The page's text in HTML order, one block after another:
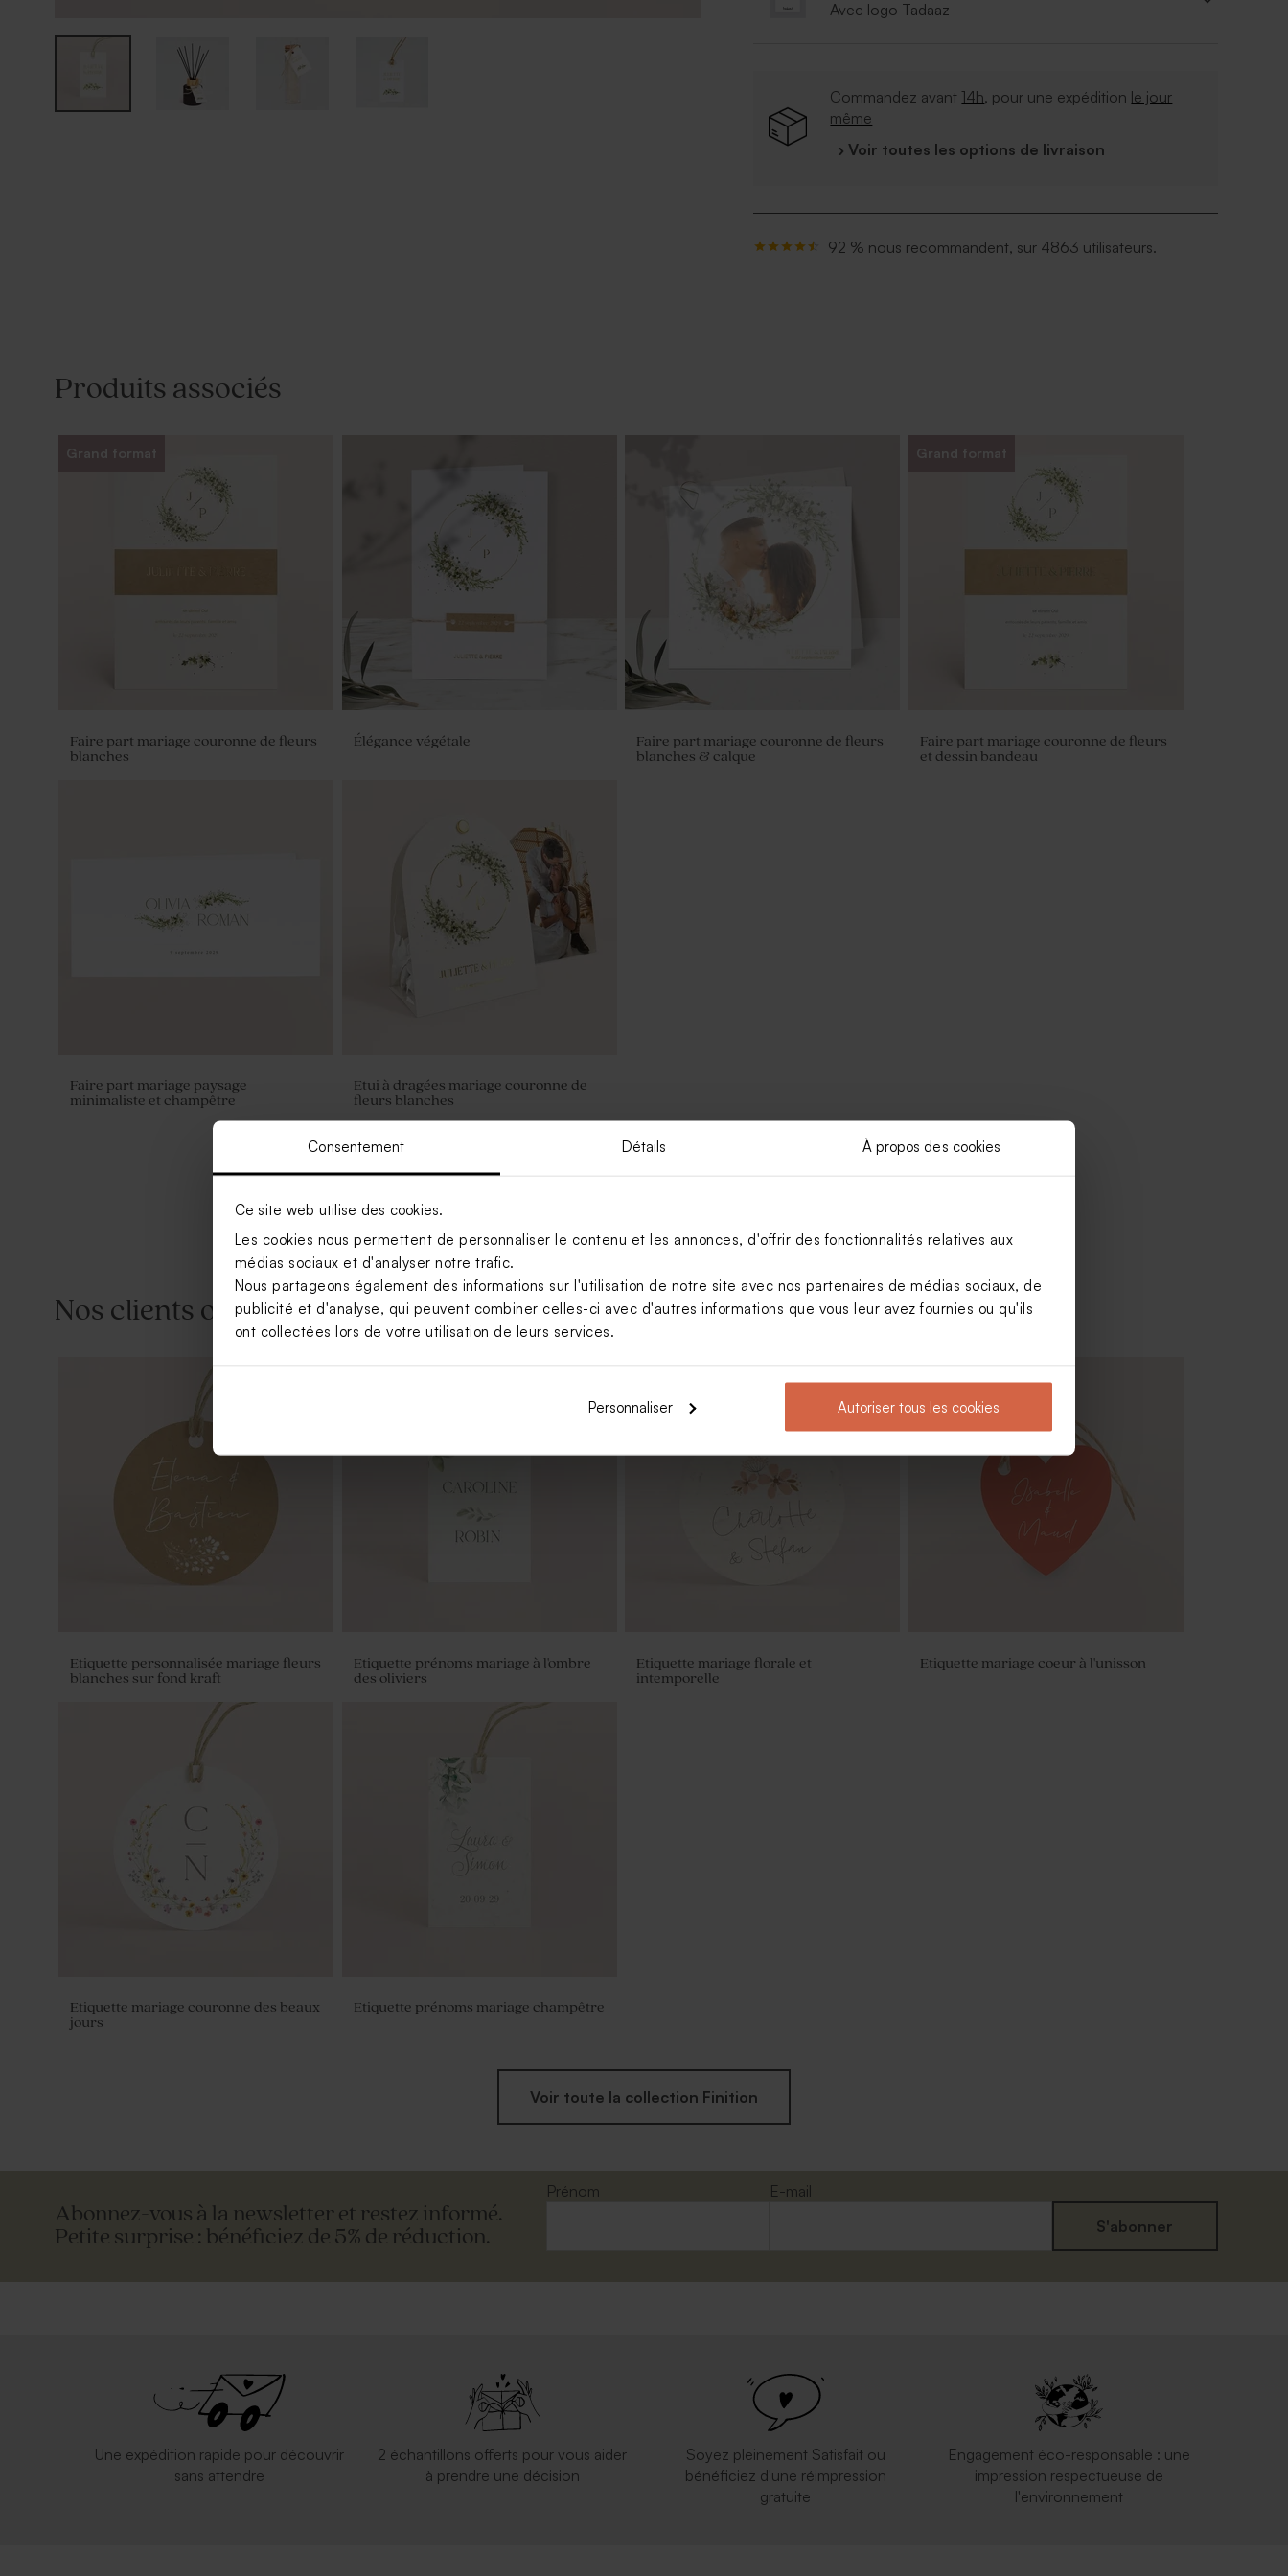
Consentement Détails À propos des cookies
Ce site web utilise des cookies.
Les cookies nous permettent de personnaliser le contenu et les annonces, d'offrir des fonctionnalités relatives aux
médias sociaux et d'analyser notre trafic.
Nous partageons également des informations sur l'utilisation de notre site avec nos partenaires de médias sociaux, de
publicité et d'analyse, qui peuvent combiner celles-ci avec d'autres informations que vous leur avez fournies ou qu'ils
ont collectées lors de votre utilisation de leurs services.
Personnaliser Autoriser tous les cookies
Avec logo Tadaaz
Commandez avant 14h, pour une expédition le jour
même
› Voir toutes les options de livraison
92 % nous recommandent, sur 4863 utilisateurs.
Produits associés
Grand format
Faire part mariage couronne de fleurs
blanches
Élégance végétale
Faire part mariage couronne de fleurs
blanches & calque
Grand format
Faire part mariage couronne de fleurs
et dessin bandeau
Faire part mariage paysage
minimaliste et champêtre
Etui à dragées mariage couronne de
fleurs blanches
Carte menu mariage couronne de
fleurs blanches
Carte remerciement mariage
Carte d'invitation mariage couronne de
Sticker mariage fleurs blanches
Livret de messe mariage couronne de
Nos clients ont aussi aimé...
Etiquette personnalisée mariage fleurs
blanches sur fond kraft
Etiquette prénoms mariage à l'ombre
des oliviers
Etiquette mariage florale et
intemporelle
Etiquette mariage coeur à l'unisson
Etiquette mariage couronne des beaux
jours
Etiquette prénoms mariage champêtre
Voir toute la collection Finition
Abonnez-vous à la newsletter et restez informé.
Petite surprise : bénéficiez de 5% de réduction.
Prénom
E-mail
S'abonner
Une expédition rapide pour découvrir
sans attendre
2 échantillons offerts pour vous aider
à prendre une décision
Soyez pleinement Satisfait ou
bénéficiez d'une réimpression
gratuite
Engagement éco-responsable : une
impression respectueuse de
l'environnement